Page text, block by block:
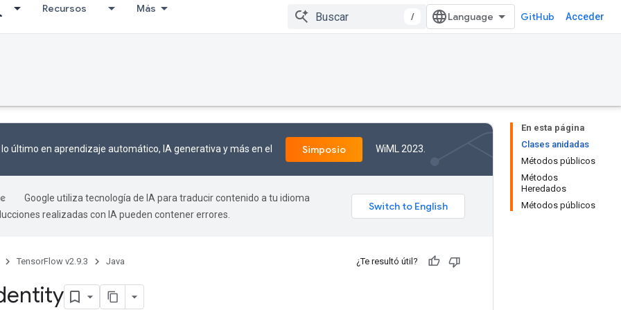
Recursos Más
/ GitHub Acceder
En esta página
Clases anidadas
Métodos públicos
Métodos
Heredados
Métodos públicos
último en aprendizaje automático, IA generativa y más en el Simposio WiML 2023.
Google utiliza tecnología de IA para traducir contenido a tu idioma
realizadas con IA pueden contener errores.
TensorFlow v2.9.3 Java ¿Te resultó útil?